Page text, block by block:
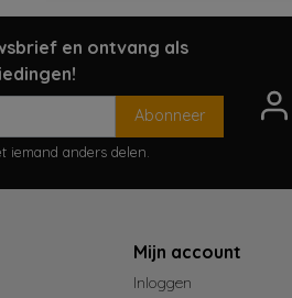
en ontvang als
Abonneer
iemand anders delen.
Mijn account
Inloggen